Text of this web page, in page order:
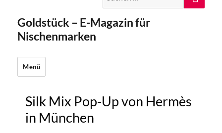
nach:
Goldstück – E-Magazin für
Nischenmarken
Menü
Silk Mix Pop-Up von Hermès
in München